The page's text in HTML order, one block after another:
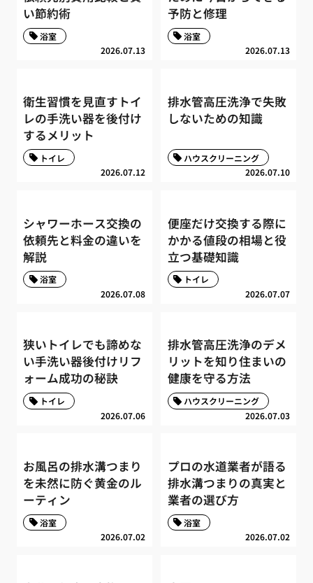
い節約術
2026.07.13
浴室
予防と修理
2026.07.13
浴室
衛生習慣を見直すトイ
レの手洗い器を後付け
するメリット
2026.07.12
トイレ
排水管高圧洗浄で失敗
しないための知識
2026.07.10
ハウスクリーニング
シャワーホース交換の
依頼先と料金の違いを
解説
2026.07.08
浴室
便座だけ交換する際に
かかる値段の相場と役
立つ基礎知識
2026.07.07
トイレ
狭いトイレでも諦めな
い手洗い器後付けリフ
ォーム成功の秘訣
2026.07.06
トイレ
排水管高圧洗浄のデメ
リットを知り住まいの
健康を守る方法
2026.07.03
ハウスクリーニング
お風呂の排水溝つまり
を未然に防ぐ黄金のル
ーティン
2026.07.02
浴室
プロの水道業者が語る
排水溝つまりの真実と
業者の選び方
2026.07.02
浴室